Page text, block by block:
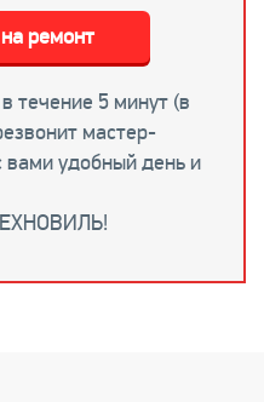
течение 5 минут (в
мастер-
вами удобный день и
ремонт